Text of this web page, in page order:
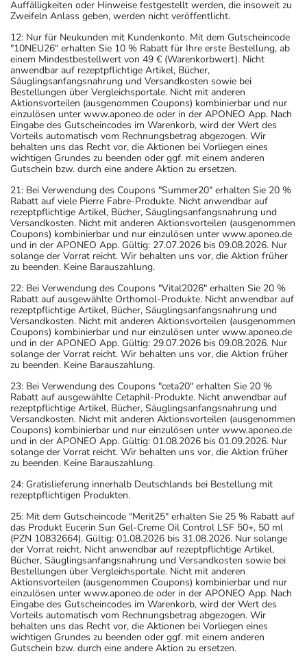
Auffälligkeiten oder Hinweise festgestellt werden, die insoweit zu
Zweifeln Anlass geben, werden nicht veröffentlicht.
12: Nur für Neukunden mit Kundenkonto. Mit dem Gutscheincode
"10NEU26" erhalten Sie 10 % Rabatt für Ihre erste Bestellung, ab
einem Mindestbestellwert von 49 € (Warenkorbwert). Nicht
anwendbar auf rezeptpflichtige Artikel, Bücher,
Säuglingsanfangsnahrung und Versandkosten sowie bei
Bestellungen über Vergleichsportale. Nicht mit anderen
Aktionsvorteilen (ausgenommen Coupons) kombinierbar und nur
einzulösen unter www.aponeo.de oder in der APONEO App. Nach
Eingabe des Gutscheincodes im Warenkorb, wird der Wert des
Vorteils automatisch vom Rechnungsbetrag abgezogen. Wir
behalten uns das Recht vor, die Aktionen bei Vorliegen eines
wichtigen Grundes zu beenden oder ggf. mit einem anderen
Gutschein bzw. durch eine andere Aktion zu ersetzen.
21: Bei Verwendung des Coupons "Summer20" erhalten Sie 20 %
Rabatt auf viele Pierre Fabre-Produkte. Nicht anwendbar auf
rezeptpflichtige Artikel, Bücher, Säuglingsanfangsnahrung und
Versandkosten. Nicht mit anderen Aktionsvorteilen (ausgenommen
Coupons) kombinierbar und nur einzulösen unter www.aponeo.de
und in der APONEO App. Gültig: 27.07.2026 bis 09.08.2026. Nur
solange der Vorrat reicht. Wir behalten uns vor, die Aktion früher
zu beenden. Keine Barauszahlung.
22: Bei Verwendung des Coupons "Vital2026" erhalten Sie 20 %
Rabatt auf ausgewählte Orthomol-Produkte. Nicht anwendbar auf
rezeptpflichtige Artikel, Bücher, Säuglingsanfangsnahrung und
Versandkosten. Nicht mit anderen Aktionsvorteilen (ausgenommen
Coupons) kombinierbar und nur einzulösen unter www.aponeo.de
und in der APONEO App. Gültig: 29.07.2026 bis 09.08.2026. Nur
solange der Vorrat reicht. Wir behalten uns vor, die Aktion früher
zu beenden. Keine Barauszahlung.
23: Bei Verwendung des Coupons "ceta20" erhalten Sie 20 %
Rabatt auf ausgewählte Cetaphil-Produkte. Nicht anwendbar auf
rezeptpflichtige Artikel, Bücher, Säuglingsanfangsnahrung und
Versandkosten. Nicht mit anderen Aktionsvorteilen (ausgenommen
Coupons) kombinierbar und nur einzulösen unter www.aponeo.de
und in der APONEO App. Gültig: 01.08.2026 bis 01.09.2026. Nur
solange der Vorrat reicht. Wir behalten uns vor, die Aktion früher
zu beenden. Keine Barauszahlung.
24: Gratislieferung innerhalb Deutschlands bei Bestellung mit
rezeptpflichtigen Produkten.
25: Mit dem Gutscheincode "Merit25" erhalten Sie 25 % Rabatt auf
das Produkt Eucerin Sun Gel-Creme Oil Control LSF 50+, 50 ml
(PZN 10832664). Gültig: 01.08.2026 bis 31.08.2026. Nur solange
der Vorrat reicht. Nicht anwendbar auf rezeptpflichtige Artikel,
Bücher, Säuglingsanfangsnahrung und Versandkosten sowie bei
Bestellungen über Vergleichsportale. Nicht mit anderen
Aktionsvorteilen (ausgenommen Coupons) kombinierbar und nur
einzulösen unter www.aponeo.de oder in der APONEO App. Nach
Eingabe des Gutscheincodes im Warenkorb, wird der Wert des
Vorteils automatisch vom Rechnungsbetrag abgezogen. Wir
behalten uns das Recht vor, die Aktionen bei Vorliegen eines
wichtigen Grundes zu beenden oder ggf. mit einem anderen
Gutschein bzw. durch eine andere Aktion zu ersetzen.